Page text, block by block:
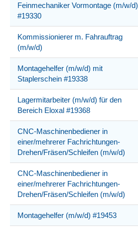
Feinmechaniker Vormontage (m/w/d)
#19330
Kommissionierer m. Fahrauftrag
(m/w/d)
Montagehelfer (m/w/d) mit
Staplerschein #19338
Lagermitarbeiter (m/w/d) für den
Bereich Eloxal #19368
CNC-Maschinenbediener in
einer/mehrerer Fachrichtungen-
Drehen/Fräsen/Schleifen (m/w/d)
CNC-Maschinenbediener in
einer/mehrerer Fachrichtungen-
Drehen/Fräsen/Schleifen (m/w/d)
Montagehelfer (m/w/d) #19453